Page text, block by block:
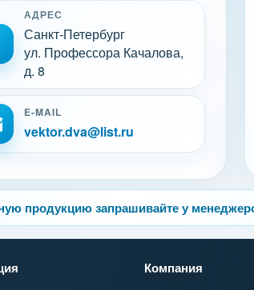
АДРЕС
Санкт-Петербург
ул. Профессора Качалова,
д. 8
E-MAIL
vektor.dva@list.ru
продукцию запрашивайте у
Компания